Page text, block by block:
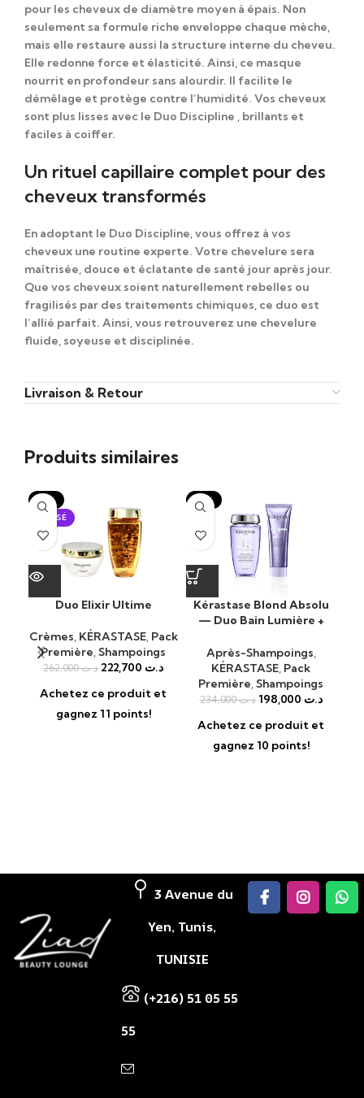
pour les cheveux de diamètre moyen à épais. Non
seulement sa formule riche enveloppe chaque mèche,
mais elle restaure aussi la structure interne du cheveu.
Elle redonne force et élasticité. Ainsi, ce masque
nourrit en profondeur sans alourdir. Il facilite le
démêlage et protège contre l’humidité. Vos cheveux
sont plus lisses avec le Duo Discipline , brillants et
faciles à coiffer.
Un rituel capillaire complet pour des
cheveux transformés
En adoptant le Duo Discipline, vous offrez à vos
cheveux une routine experte. Votre chevelure sera
maîtrisée, douce et éclatante de santé jour après jour.
Que vos cheveux soient naturellement rebelles ou
fragilisés par des traitements chimiques, ce duo est
l’allié parfait. Ainsi, vous retrouverez une chevelure
fluide, soyeuse et disciplinée.
Livraison & Retour
Produits similaires
-15%
ÉPUISÉ
Duo Elixir Ultime
Crèmes, KÉRASTASE, Pack
Première,Shampoings
د.ت262,000 د.ت
Achetez ce produit et
gagnez 11 points!
-15%
Kérastase Blond Absolu
— Duo Bain Lumière +
Après-Shampoings,
KÉRASTASE, Pack
Première,Shampoings
د.ت234,000 د.ت
Achetez ce produit et
gagnez 10 points!
3 Avenue du
Yen, Tunis,
TUNISIE
(+216) 51 05 55
55